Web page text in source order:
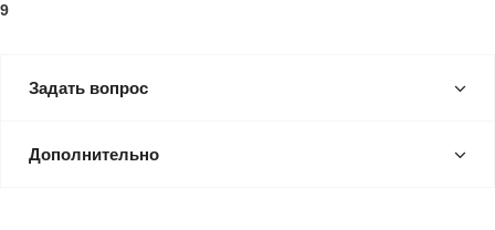
9
Задать вопрос
Дополнительно